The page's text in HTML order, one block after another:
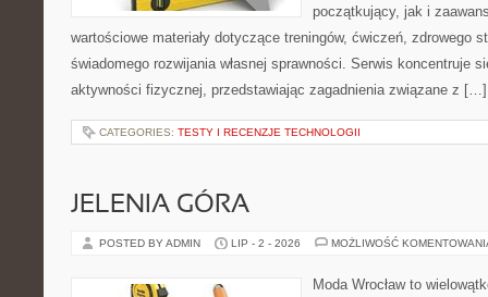
początkujący, jak i
wartościowe materiały dotyczące treningów, ćwiczeń, zdrowego
świadomego rozwijania własnej sprawności. Serwis koncentruje
aktywności fizycznej, przedstawiając zagadnienia związane z […]
CATEGORIES: TESTY I RECENZJE TECHNOLOGII
JELENIA GÓRA
POSTED BY ADMIN LIP - 2 - 2026 MOŻLIWOŚĆ
Moda Wrocław to